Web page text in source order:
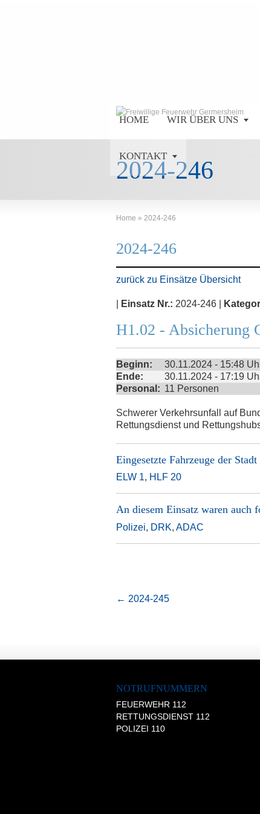
HOME WIR ÜBER UNS
KONTAKT
2024-246
Home » 2024-246
2024-246
zurück zu Einsätze Übersicht
Einsatz Nr.: 2024-246 |
H1.02 - Absicherung
Beginn:
30.11.2024 - 15:48
Ende:
30.11.2024 - 17:19
Personal: 11 Personen
Schwerer Verkehrsunfall auf
Rettungsdienst und
Eingesetzte Fahrzeuge der
ELW 1, HLF 20
An diesem Einsatz waren auch
Polizei, DRK, ADAC
← 2024-245
NOTRUFNUMMERN
FEUERWEHR 112
RETTUNGSDIENST 112
POLIZEI 110